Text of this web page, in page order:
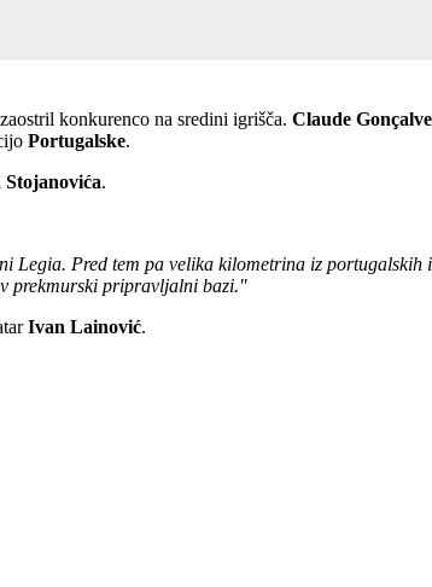
konkurenco na sredini igrišča. Claude
Portugalske.
Stojanovića.
Legia. Pred tem pa velika kilometrina iz
prekmurski pripravljalni bazi."
Ivan Lainović.